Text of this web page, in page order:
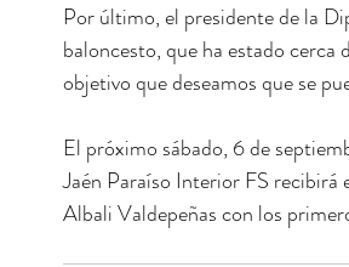
Por último, el presidente de la
baloncesto, que ha estado cerca
objetivo que deseamos que se
El próximo sábado, 6 de
Jaén Paraíso Interior FS
Albali Valdepeñas con los